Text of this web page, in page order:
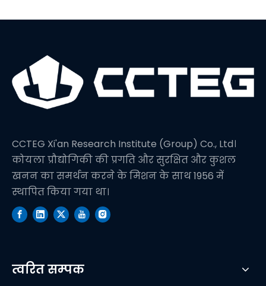
CCTEG Xi'an Research Institute (Group) Co., Ltd।
कोयला प्रौद्योगिकी की प्रगति और सुरक्षित और कुशल
खनन का समर्थन करने के मिशन के साथ 1956 में
स्थापित किया गया था।
त्वरित सम्पक